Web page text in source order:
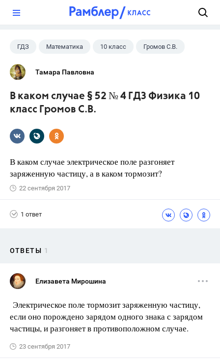
ГДЗ Математика 10 класс Громов С.В.
Тамара Павловна
В каком случае § 52 № 4 ГДЗ Физика 10
класс Громов С.В.
В каком случае электрическое поле разгоняет
заряженную частицу, а в каком тормозит?
22 сентября 2017
1 ответ
ОТВЕТЫ 1
Елизавета Мирошина
Электрическое поле тормозит заряженную частицу,
если оно порождено зарядом одного знака с зарядом
частицы, и разгоняет в противоположном случае.
23 сентября 2017